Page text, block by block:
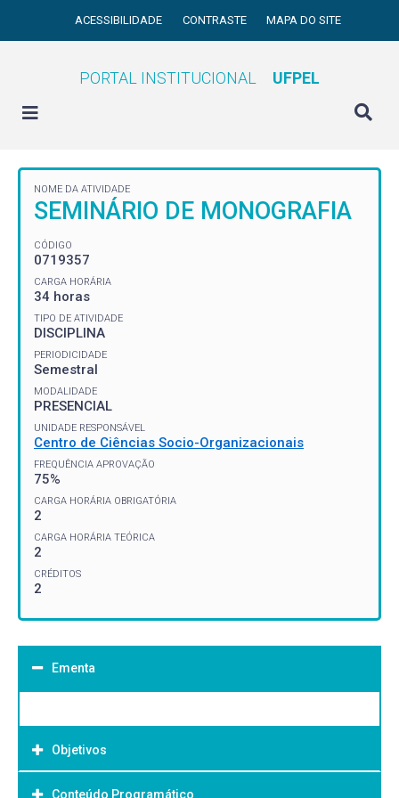
ACESSIBILIDADE CONTRASTE MAPA DO SITE
PORTAL INSTITUCIONAL UFPEL
NOME DA ATIVIDADE
SEMINÁRIO DE MONOGRAFIA
CÓDIGO
0719357
CARGA HORÁRIA
34 horas
TIPO DE ATIVIDADE
DISCIPLINA
PERIODICIDADE
Semestral
MODALIDADE
PRESENCIAL
UNIDADE RESPONSÁVEL
Centro de Ciências Socio-Organizacionais
FREQUÊNCIA APROVAÇÃO
75%
CARGA HORÁRIA OBRIGATÓRIA
2
CARGA HORÁRIA TEÓRICA
2
CRÉDITOS
2
Ementa
Objetivos
Conteúdo Programático